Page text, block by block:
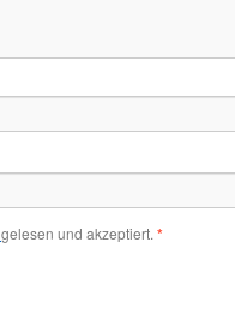
gelesen und akzeptiert. *